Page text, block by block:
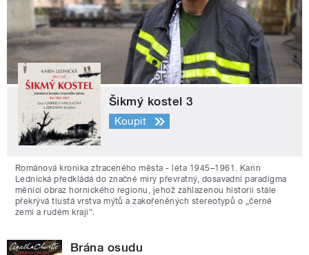
Šikmý kostel 3
Koupit
Románová kronika ztraceného města - léta 1945–1961. Karin
Lednická předkládá do značné míry převratný, dosavadní paradigma
měnící obraz hornického regionu, jehož zahlazenou historii stále
překrývá tlustá vrstva mýtů a zakořeněných stereotypů o „černé
zemi a rudém kraji“.
Brána osudu